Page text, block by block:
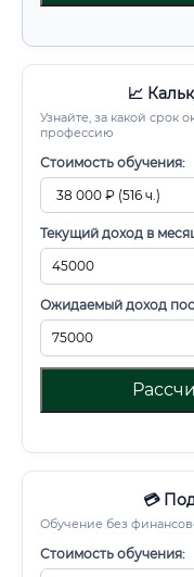
📈
Узнайте, за какой срок
профессию
Стоимость обучения:
Текущий доход в
Ожидаемый доход
💳
Обучение без
Стоимость обучения: